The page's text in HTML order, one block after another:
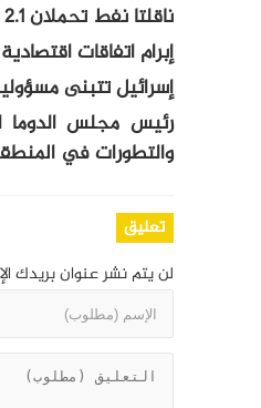
ناقلتا نفط تحملان 2.1 مليون برميل نفط تتوجّه نحو السواحل السورية
إبرام اتفاقات
إسرائيل تتبنى
رئيس مجلس الدوما
والتطورات في
تعليق
لن يتم نشر عنوان بريدك